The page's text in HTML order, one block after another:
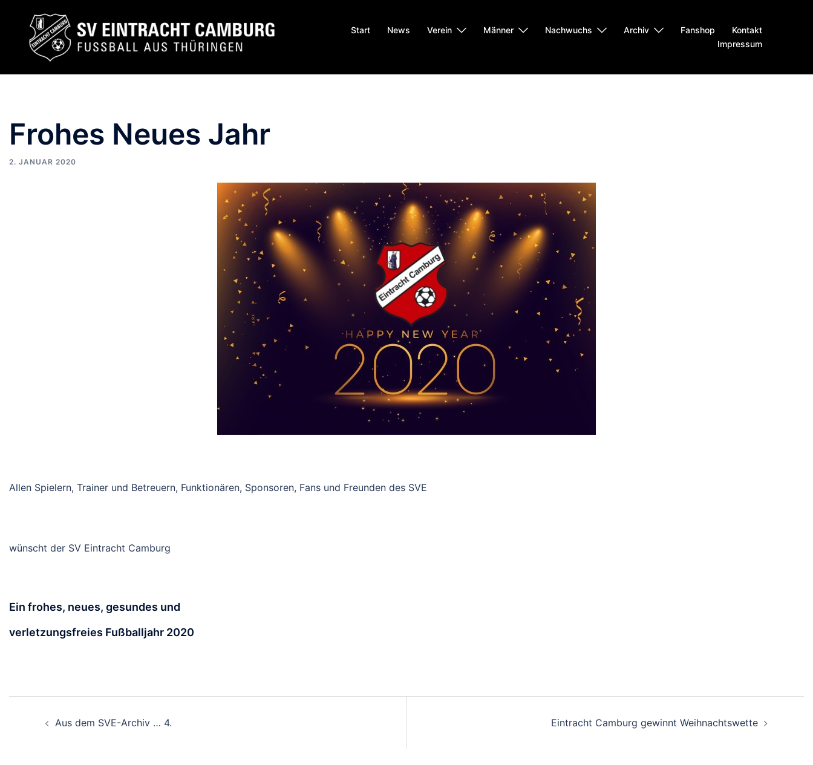
springen
Start News Verein Männer Nachwuchs Archiv Fanshop
Kontakt
Impressum
Frohes Neues Jahr
2. JANUAR 2020
Allen Spielern, Trainer und Betreuern, Funktionären, Sponsoren, Fans und Freunden des SVE
wünscht der SV Eintracht Camburg
Ein frohes, neues, gesundes und
verletzungsfreies Fußballjahr 2020
Beitragsnavigation
Aus dem SVE-Archiv … 4. Eintracht Camburg gewinnt Weihnachtswette